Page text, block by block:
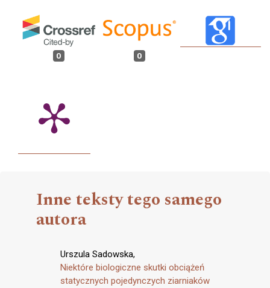
0 0
Inne teksty tego samego
autora
Urszula Sadowska,
Niektóre biologiczne skutki obciążeń
statycznych pojedynczych ziarniaków